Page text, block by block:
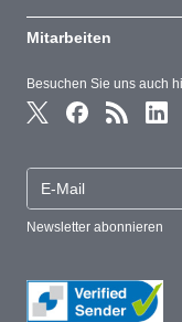
Besuchen Sie uns auch
Newsletter abonnieren
Mitarbeiten